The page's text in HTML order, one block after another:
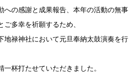
への感謝と成果報告、本年の活動の無事
ご多幸を祈願するため、
地禄神社において元旦奉納太鼓演奏を行
一杯打たせていただきました。